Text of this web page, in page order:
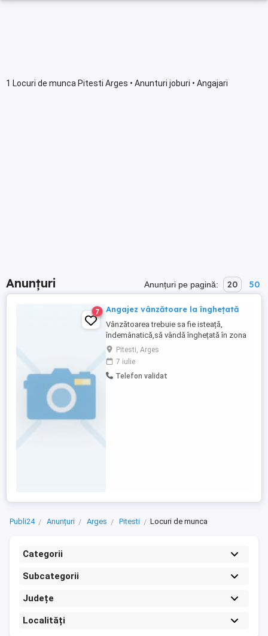
1 Locuri de munca Pitesti Arges • Anunturi joburi • Angajari
Anunțuri Anunțuri pe pagină: 20 50
7 Angajez vânzătoare la înghețată
Vânzătoarea trebuie sa fie isteață,
îndemânatică,să vândă înghețată în zona
Piscani ,NAMAIESTI-STOENESTI, vranesti
(Călinești),CAMPULUNG-PESCAREASA
mai multe detalii la tel
Pitesti, Arges
7 iulie
Telefon validat
Publi24 Anunțuri Arges Pitesti Locuri de munca
Categorii
Subcategorii
Județe
Localități